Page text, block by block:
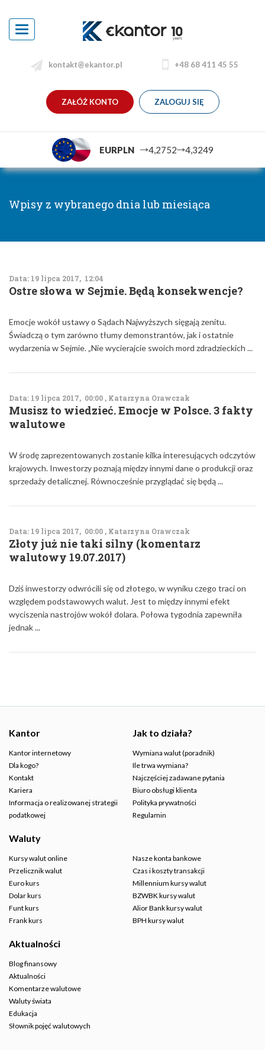
Toggle
navigation
kontakt@ekantor.pl +48 68 411 45 55
ZAŁÓŻ KONTO ZALOGUJ SIĘ
EURPLN 4,2752 4,3249
Wpisy z wybranego dnia lub miesiąca
Data: 19 lipca 2017, 12:04
Ostre słowa w Sejmie. Będą konsekwencje?
Emocje wokół ustawy o Sądach Najwyższych sięgają zenitu.
Świadczą o tym zarówno tłumy demonstrantów, jak i ostatnie
wydarzenia w Sejmie. „Nie wycierajcie swoich mord zdradzieckich ...
Data: 19 lipca 2017, 00:00 , Katarzyna Orawczak
Musisz to wiedzieć. Emocje w Polsce. 3 fakty
walutowe
W środę zaprezentowanych zostanie kilka interesujących odczytów
krajowych. Inwestorzy poznają między innymi dane o produkcji oraz
sprzedaży detalicznej. Równocześnie przyglądać się będą ...
Data: 19 lipca 2017, 00:00 , Katarzyna Orawczak
Złoty już nie taki silny (komentarz
walutowy 19.07.2017)
Dziś inwestorzy odwrócili się od złotego, w wyniku czego traci on
względem podstawowych walut. Jest to między innymi efekt
wyciszenia nastrojów wokół dolara. Połowa tygodnia zapewniła
jednak ...
Kantor
Kantor internetowy
Dla kogo?
Kontakt
Kariera
Informacja o realizowanej strategii
podatkowej
Jak to działa?
Wymiana walut (poradnik)
Ile trwa wymiana?
Najczęściej zadawane pytania
Biuro obsługi klienta
Polityka prywatności
Regulamin
Waluty
Kursy walut online
Przelicznik walut
Euro kurs
Dolar kurs
Funt kurs
Frank kurs
Nasze konta bankowe
Czas i koszty transakcji
Millennium kursy walut
BZWBK kursy walut
Alior Bank kursy walut
BPH kursy walut
Aktualności
Blog finansowy
Aktualności
Komentarze walutowe
Waluty świata
Edukacja
Słownik pojęć walutowych